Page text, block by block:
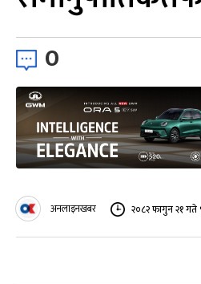
0
अनलाइनखबर २०८२ फागुन २१ गते